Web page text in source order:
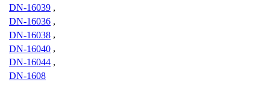
DN-16039 ,
DN-16036 ,
DN-16038 ,
DN-16040 ,
DN-16044 ,
DN-1608